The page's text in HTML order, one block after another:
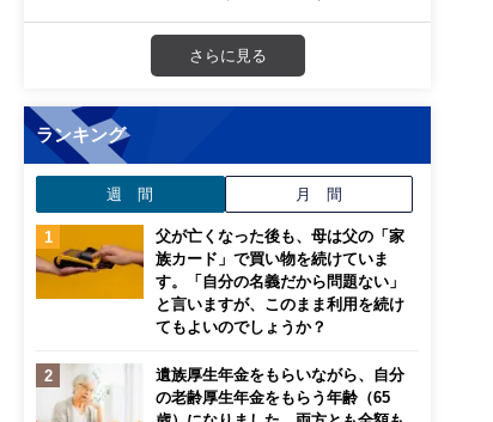
さらに見る
ランキング
週 間 月 間
父が亡くなった後も、母は父の「家
族カード」で買い物を続けていま
す。「自分の名義だから問題ない」
と言いますが、このまま利用を続け
てもよいのでしょうか？
遺族厚生年金をもらいながら、自分
の老齢厚生年金をもらう年齢（65